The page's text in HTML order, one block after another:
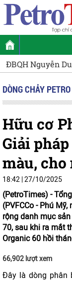
Nguyễn Duy
DÒNG CHẢY PETRO
Hữu cơ
Giải
màu,
18:42 | 27/10/2025
(PetroTimes) -
(PVFCCo - Phú
rộng danh mục
70, sau khi ra mắt
Organic 60 hồi
66,902 lượt xem
Đây là dòng phân